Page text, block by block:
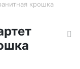
крошка